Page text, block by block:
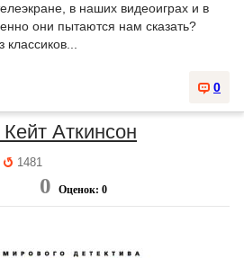
в наших видеоиграх и в
они пытаются нам сказать?
0
Аткинсон
1481
0 Оценок: 0